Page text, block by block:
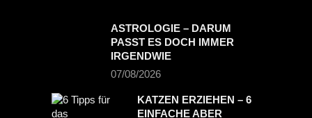
ASTROLOGIE – DARUM
PASST ES DOCH IMMER
IRGENDWIE
07/08/2026
KATZEN ERZIEHEN – 6
EINFACHE ABER